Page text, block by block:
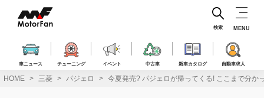
ス
車ニュース チューニング イベント 中古車 新車カタログ 自動車求人
検索 MENU
HOME 三菱 パジェロ 今夏発売? パジェロが帰ってくる! ここまで分か